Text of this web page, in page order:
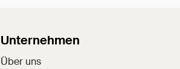
Unternehmen
Über uns